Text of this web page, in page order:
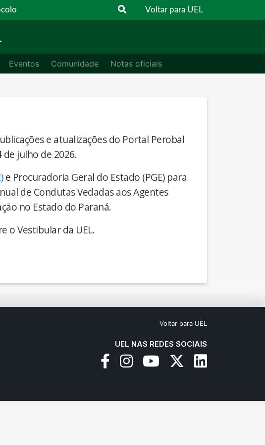
Voltar para UEL
Eventos Comunidade Notas oficiais
e atualizações do Portal Perobal
julho de 2026.
e Procuradoria Geral do Estado (PGE) para
de Condutas Vedadas aos Agentes
no Estado do Paraná.
o Vestibular da UEL.
Voltar para UEL
UEL NAS REDES SOCIAIS